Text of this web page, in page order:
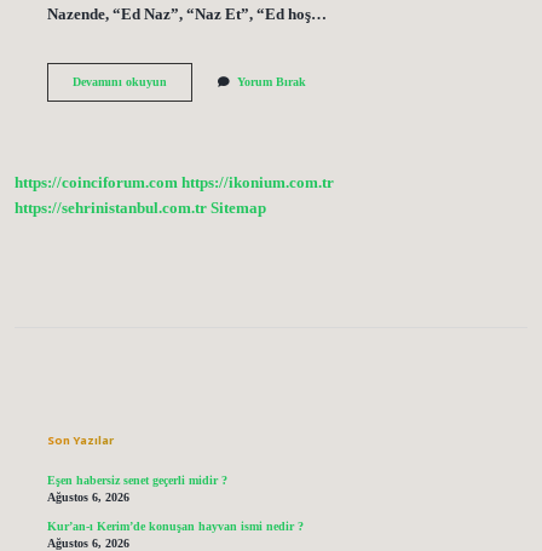
Nazende, “Ed Naz”, “Naz Et”, “Ed hoş…
Devamını okuyunNazen
Yorum Bırak
https://coinciforum.com https://ikonium.com.tr
https://sehrinistanbul.com.tr Sitemap
Son Yazılar
Eşen habersiz senet geçerli midir ?
Ağustos 6, 2026
Kur’an-ı Kerim’de konuşan hayvan ismi nedir ?
Ağustos 6, 2026